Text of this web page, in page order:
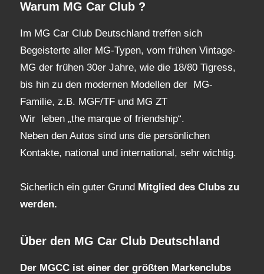
Warum MG Car Club ?
Im MG Car Club Deutschland treffen sich
Begeisterte aller MG-Typen, vom frühen Vintage-
MG der frühen 30er Jahre, wie die 18/80 Tigress,
bis hin zu den modernen Modellen der MG-
Familie, z.B. MGF/TF und MG ZT
Wir leben „the marque of friendship“.
Neben den Autos sind uns die persönlichen
Kontakte, national und international, sehr wichtig.
Sicherlich ein guter Grund Mitglied des Clubs zu
werden.
Über den MG Car Club Deutschland
Der MGCC ist einer der größten Markenclubs